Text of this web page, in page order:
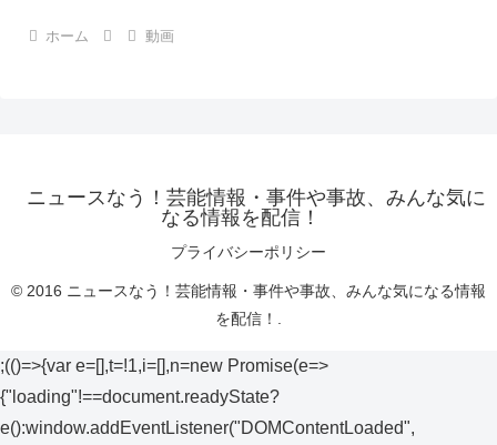
ホーム 動画
ニュースなう！芸能情報・事件や事故、みんな気に
なる情報を配信！
プライバシーポリシー
© 2016 ニュースなう！芸能情報・事件や事故、みんな気になる情報
を配信！.
;(()=>{var e=[],t=!1,i=[],n=new Promise(e=>
{"loading"!==document.readyState?
e():window.addEventListener("DOMContentLoaded",